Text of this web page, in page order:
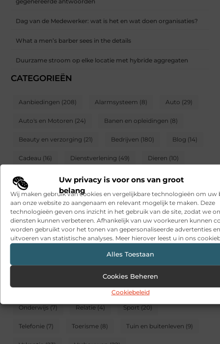
Uw privacy is voor ons van groot
belang
Wij maken gebruik van cookies en vergelijkbare technologieën om uw
aan onze website zo aangenaam en relevant mogelijk te maken. Deze
technologieën geven ons inzicht in het gebruik van de site, zodat we
diensten kunnen verbeteren. Afhankelijk van uw voorkeuren kunnen
worden gebruikt voor het tonen van gepersonaliseerde advertenties
uitvoeren van statistische analyses. Meer hierover leest u in ons
Alles Toestaan
Cookies Beheren
Cookiebeleid
Dag van de Medewerker: wat is het en wat doen organisaties?
What a men’s barber sees in the details
Duurzame stroom op elke locatie met hybride aggregaten
CATEGORIEËN
Aanbiedingen (208) Alarmsysteem (8) Auto (29)
Auto's en Motoren (24) Banen en opleidingen (8)
Beauty en verzorging (21) Bedrijven (180) Blog (14)
Cadeau (16) Dienstverlening (49) Dieren (10)
Electronica en Computers(14) Energie (8)
Entertainment(11) Eten en drinken(36)
Financieel(9) Geschenken(10) Gezondheid(54)
Groothandel(8) Hobby en vrije tijd(18) Horeca(6)
Industrie(5)
Meubels(5) Mode en Kleding(31) Motor(5)
Onderwijs (7) Relatie (4) Sport (20)
Telefonie (7) Toerisme (8) Tuin en buitenleven (9)